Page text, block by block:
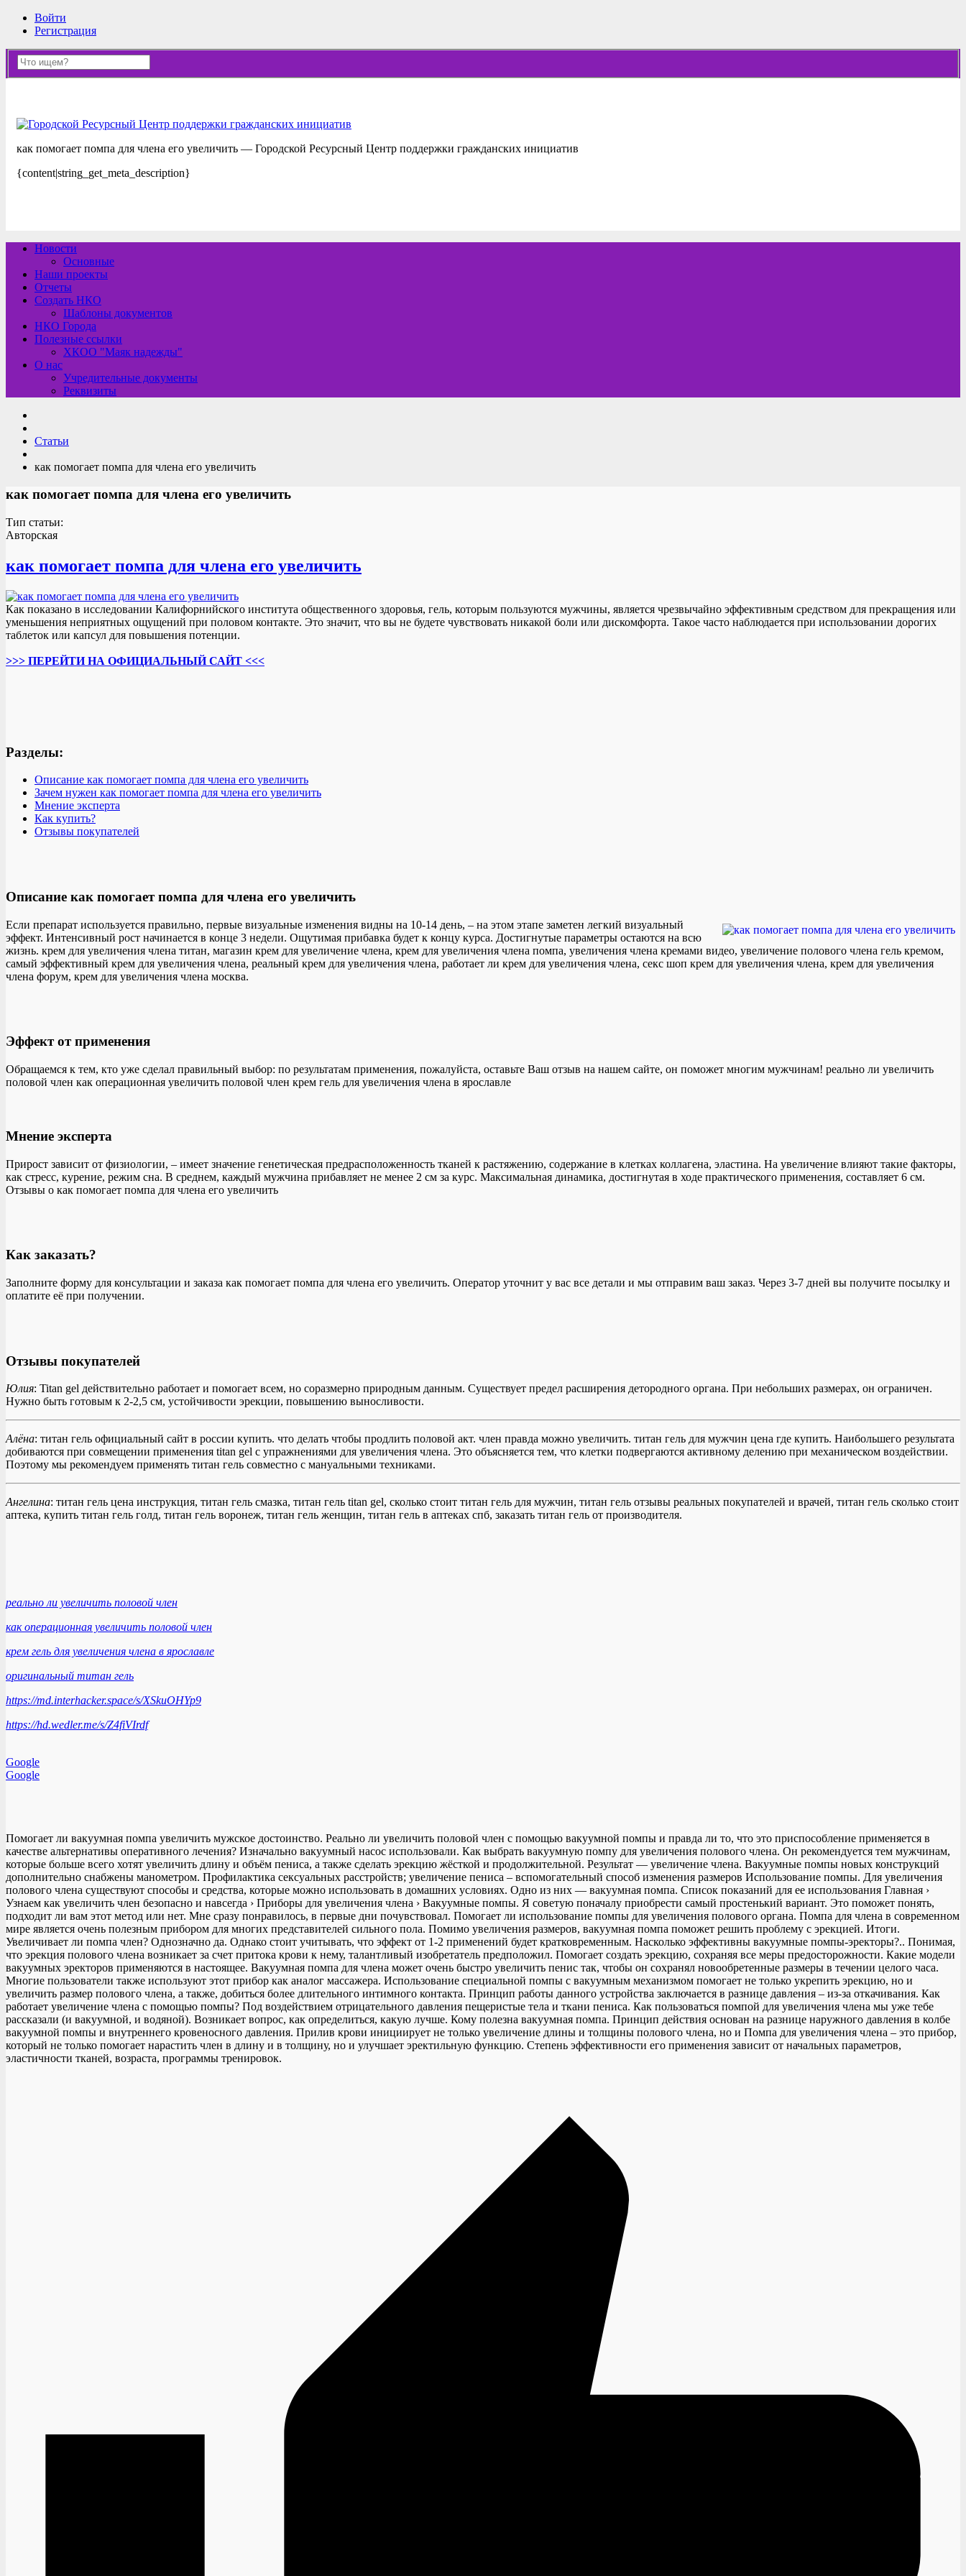
Войти
Регистрация
как помогает помпа для члена его увеличить — Городской Ресурсный Центр поддержки гражданских инициатив
{content|string_get_meta_description}
Новости
Основные
Наши проекты
Отчеты
Создать НКО
Шаблоны документов
НКО Города
Полезные ссылки
ХКОО "Маяк надежды"
О нас
Учредительные документы
Реквизиты
Статьи
как помогает помпа для члена его увеличить
как помогает помпа для члена его увеличить
Тип статьи:
Авторская
как помогает помпа для члена его увеличить
Как показано в исследовании Калифорнийского института общественного здоровья, гель, которым пользуются мужчины, является чрезвычайно эффективным средством для прекращения или
уменьшения неприятных ощущений при половом контакте. Это значит, что вы не будете чувствовать никакой боли или дискомфорта. Такое часто наблюдается при использовании дорогих
таблеток или капсул для повышения потенции.
>>> ПЕРЕЙТИ НА ОФИЦИАЛЬНЫЙ САЙТ <<<
Разделы:
Описание как помогает помпа для члена его увеличить
Зачем нужен как помогает помпа для члена его увеличить
Мнение эксперта
Как купить?
Отзывы покупателей
Описание как помогает помпа для члена его увеличить
Если препарат используется правильно, первые визуальные изменения видны на 10-14 день, – на этом этапе заметен легкий визуальный
эффект. Интенсивный рост начинается в конце 3 недели. Ощутимая прибавка будет к концу курса. Достигнутые параметры остаются на всю
жизнь. крем для увеличения члена титан, магазин крем для увеличение члена, крем для увеличения члена помпа, увеличения члена кремами видео, увеличение полового члена гель кремом,
самый эффективный крем для увеличения члена, реальный крем для увеличения члена, работает ли крем для увеличения члена, секс шоп крем для увеличения члена, крем для увеличения
члена форум, крем для увеличения члена москва.
Эффект от применения
Обращаемся к тем, кто уже сделал правильный выбор: по результатам применения, пожалуйста, оставьте Ваш отзыв на нашем сайте, он поможет многим мужчинам! реально ли увеличить
половой член как операционная увеличить половой член крем гель для увеличения члена в ярославле
Мнение эксперта
Прирост зависит от физиологии, – имеет значение генетическая предрасположенность тканей к растяжению, содержание в клетках коллагена, эластина. На увеличение влияют такие факторы,
как стресс, курение, режим сна. В среднем, каждый мужчина прибавляет не менее 2 см за курс. Максимальная динамика, достигнутая в ходе практического применения, составляет 6 см.
Отзывы о как помогает помпа для члена его увеличить
Как заказать?
Заполните форму для консультации и заказа как помогает помпа для члена его увеличить. Оператор уточнит у вас все детали и мы отправим ваш заказ. Через 3-7 дней вы получите посылку и
оплатите её при получении.
Отзывы покупателей
Юлия: Titan gel действительно работает и помогает всем, но соразмерно природным данным. Существует предел расширения детородного органа. При небольших размерах, он ограничен.
Нужно быть готовым к 2-2,5 см, устойчивости эрекции, повышению выносливости.
Алёна: титан гель официальный сайт в россии купить. что делать чтобы продлить половой акт. член правда можно увеличить. титан гель для мужчин цена где купить. Наибольшего результата
добиваются при совмещении применения titan gel с упражнениями для увеличения члена. Это объясняется тем, что клетки подвергаются активному делению при механическом воздействии.
Поэтому мы рекомендуем применять титан гель совместно с мануальными техниками.
Ангелина: титан гель цена инструкция, титан гель смазка, титан гель titan gel, сколько стоит титан гель для мужчин, титан гель отзывы реальных покупателей и врачей, титан гель сколько стоит
аптека, купить титан гель голд, титан гель воронеж, титан гель женщин, титан гель в аптеках спб, заказать титан гель от производителя.
реально ли увеличить половой член
как операционная увеличить половой член
крем гель для увеличения члена в ярославле
оригинальный титан гель
https://md.interhacker.space/s/XSkuOHYp9
https://hd.wedler.me/s/Z4fiVIrdf
Google
Google
Помогает ли вакуумная помпа увеличить мужское достоинство. Реально ли увеличить половой член с помощью вакуумной помпы и правда ли то, что это приспособление применяется в
качестве альтернативы оперативного лечения? Изначально вакуумный насос использовали. Как выбрать вакуумную помпу для увеличения полового члена. Он рекомендуется тем мужчинам,
которые больше всего хотят увеличить длину и объём пениса, а также сделать эрекцию жёсткой и продолжительной. Результат — увеличение члена. Вакуумные помпы новых конструкций
дополнительно снабжены манометром. Профилактика сексуальных расстройств; увеличение пениса – вспомогательный способ изменения размеров Использование помпы. Для увеличения
полового члена существуют способы и средства, которые можно использовать в домашних условиях. Одно из них — вакуумная помпа. Список показаний для ее использования Главная ›
Узнаем как увеличить член безопасно и навсегда › Приборы для увеличения члена › Вакуумные помпы. Я советую поначалу приобрести самый простенький вариант. Это поможет понять,
подходит ли вам этот метод или нет. Мне сразу понравилось, в первые дни почувствовал. Помогает ли использование помпы для увеличения полового органа. Помпа для члена в современном
мире является очень полезным прибором для многих представителей сильного пола. Помимо увеличения размеров, вакуумная помпа поможет решить проблему с эрекцией. Итоги.
Увеличивает ли помпа член? Однозначно да. Однако стоит учитывать, что эффект от 1-2 применений будет кратковременным. Насколько эффективны вакуумные помпы-эректоры?.. Понимая,
что эрекция полового члена возникает за счет притока крови к нему, талантливый изобретатель предположил. Помогает создать эрекцию, сохраняя все меры предосторожности. Какие модели
вакуумных эректоров применяются в настоящее. Вакуумная помпа для члена может очень быстро увеличить пенис так, чтобы он сохранял новообретенные размеры в течении целого часа.
Многие пользователи также используют этот прибор как аналог массажера. Использование специальной помпы с вакуумным механизмом помогает не только укрепить эрекцию, но и
увеличить размер полового члена, а также, добиться более длительного интимного контакта. Принцип работы данного устройства заключается в разнице давления – из-за откачивания. Как
работает увеличение члена с помощью помпы? Под воздействием отрицательного давления пещеристые тела и ткани пениса. Как пользоваться помпой для увеличения члена мы уже тебе
рассказали (и вакуумной, и водяной). Возникает вопрос, как определиться, какую лучше. Кому полезна вакуумная помпа. Принцип действия основан на разнице наружного давления в колбе
вакуумной помпы и внутреннего кровеносного давления. Прилив крови инициирует не только увеличение длины и толщины полового члена, но и Помпа для увеличения члена – это прибор,
который не только помогает нарастить член в длину и в толщину, но и улучшает эректильную функцию. Степень эффективности его применения зависит от начальных параметров,
эластичности тканей, возраста, программы тренировок.